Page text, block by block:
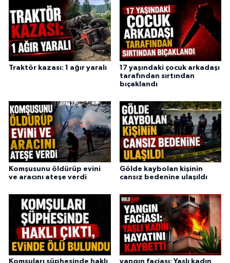
Traktör kazası: 1 ağır yaralı
17 yaşındaki çocuk arkadaşı
tarafından sırtından
bıçaklandı
Komşusunu öldürüp evini
ve aracını ateşe verdi
Gölde kaybolan kişinin
cansız bedenine ulaşıldı